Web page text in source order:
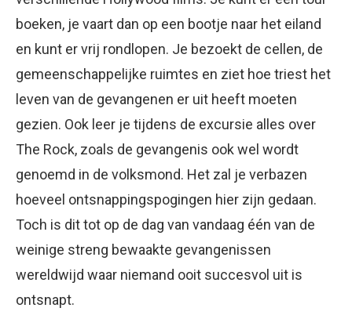
boeken, je vaart dan op een bootje naar het eiland
en kunt er vrij rondlopen. Je bezoekt de cellen, de
gemeenschappelijke ruimtes en ziet hoe triest het
leven van de gevangenen er uit heeft moeten
gezien. Ook leer je tijdens de excursie alles over
The Rock, zoals de gevangenis ook wel wordt
genoemd in de volksmond. Het zal je verbazen
hoeveel ontsnappingspogingen hier zijn gedaan.
Toch is dit tot op de dag van vandaag één van de
weinige streng bewaakte gevangenissen
wereldwijd waar niemand ooit succesvol uit is
ontsnapt.